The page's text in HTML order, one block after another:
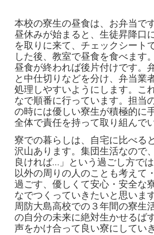
本校の寮生の昼食は、お弁当で
昼休みが始まると、生徒昇降口
を取りに来て、チェックシート
した後、教室で昼食を食べます。
昼食が終われば後片付けです。
と中仕切りなどを分け、弁当業
処理しやすいようにします。こ
なで順番に行っています。担当
の時には優しい寮生が積極的に
全体で責任を持って取り組んでい
寮での暮らしは、自宅に比べる
沢山あります。集団生活なので
良ければ…」という過ごし方で
以外の周りの人のことも考えて
過ごす、優しくて安心・安全な
なでつくっていきたいと思いま
周防大島高校での３年間の寮生
の自分の未来に絶対生かせるば
声をかけ合って良い寮にしてい